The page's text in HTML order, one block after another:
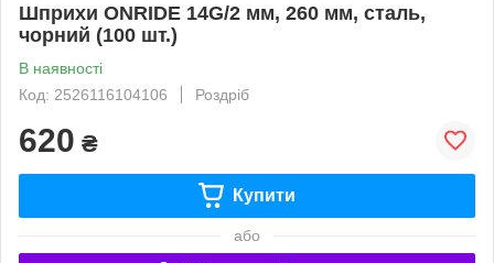
Шприхи ONRIDE 14G/2 мм, 260 мм, сталь,
чорний (100 шт.)
В наявності
Код: 2526116104106
Роздріб
620 ₴
Купити
або